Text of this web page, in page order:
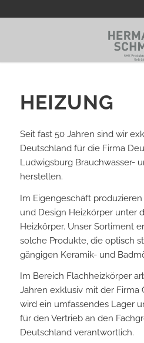
HEIZUNG
Seit fast 50 Jahren sind wir
Deutschland für die Firma
Ludwigsburg Brauchwasser-
herstellen.
Im Eigengeschäft
und Design Heizkörper unter
Heizkörper. Unser Sortiment
solche Produkte, die optisch
gängigen Keramik- und
Im Bereich Flachheizkörper
Jahren exklusiv mit der Firma
wird ein umfassendes Lager
für den Vertrieb an den
Deutschland verantwortlich.